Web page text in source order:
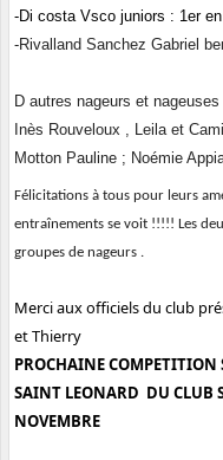
-Di costa Vsco juniors : 1er
-Rivalland Sanchez Gabriel
D autres nageurs et
Inès Rouveloux , Leila et
Motton Pauline ; Noémie
Félicitations à tous pour leurs
entraînements se voit !!!!! Les
groupes de nageurs .
Merci aux officiels du club
et Thierry
PROCHAINE COMPETITION
SAINT LEONARD DU CLUB
NOVEMBRE